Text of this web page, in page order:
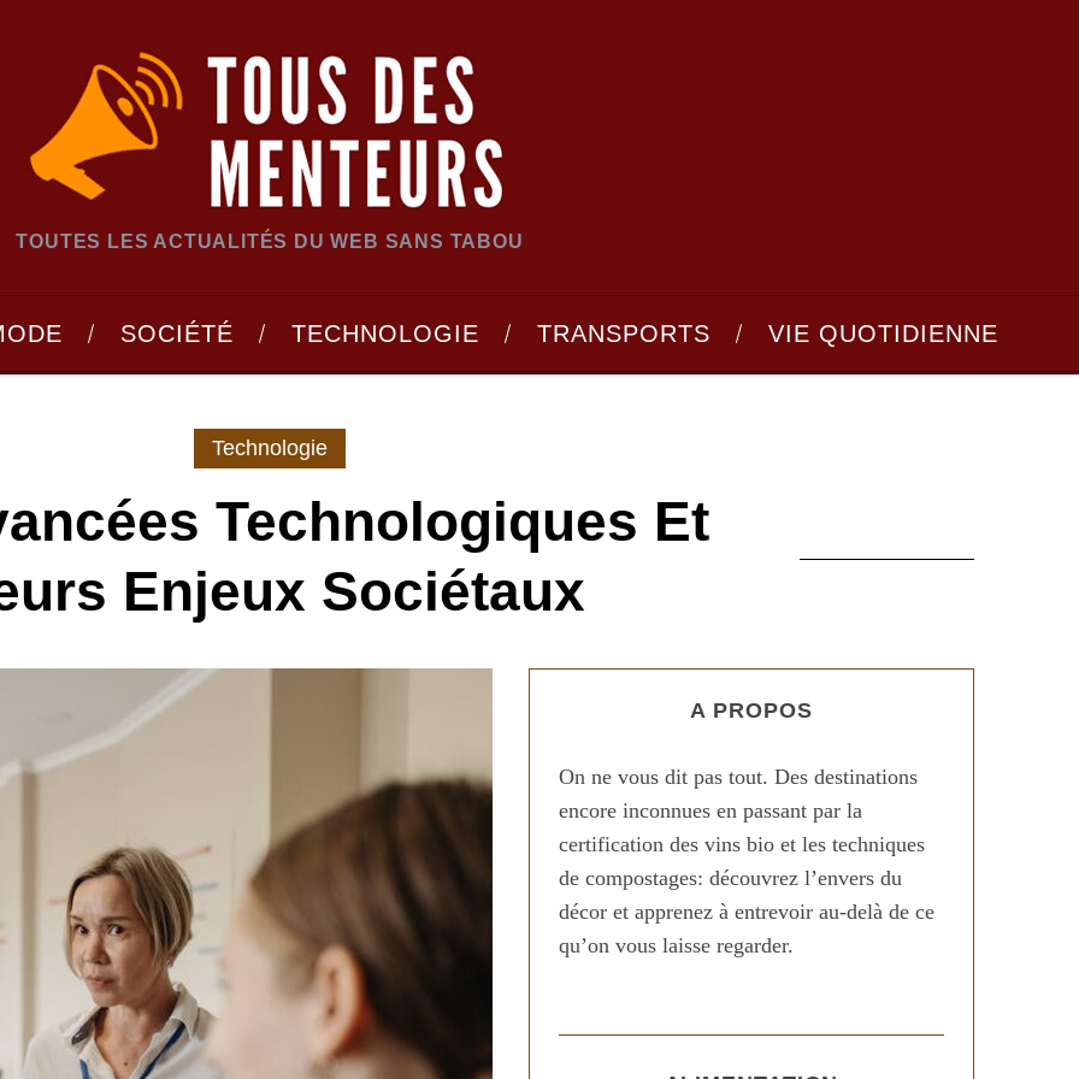
TOUTES LES ACTUALITÉS DU WEB SANS TABOU
SOCIÉTÉ TECHNOLOGIE TRANSPORTS VIE QUOTIDIENNE
Technologie
Technologiques Et
Enjeux Sociétaux
A PROPOS
On ne vous dit pas tout. Des destinations
encore inconnues en passant par la
certification des vins bio et les techniques
de compostages: découvrez l’envers du
décor et apprenez à entrevoir au-delà de ce
qu’on vous laisse regarder.